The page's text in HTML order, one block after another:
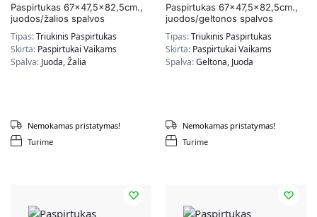
Paspirtukas 67×47,5×82,5cm.,
juodos/žalios spalvos
Tipas:Triukinis Paspirtukas
Skirta: Paspirtukai Vaikams
Spalva: Juoda, Žalia
Turime
Nemokamas pristatymas!
Paspirtukas 67×47,5×82,5cm.,
juodos/geltonos spalvos
Tipas:Triukinis Paspirtukas
Skirta: Paspirtukai Vaikams
Spalva:Geltona, Juoda
Turime
Nemokamas pristatymas!